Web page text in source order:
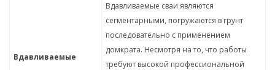
Вдавливаемые
Вдавливаемые сваи являются
сегментарными, погружаются в грунт
последовательно с применением
домкрата. Несмотря на то, что работы
требуют высокой профессиональной